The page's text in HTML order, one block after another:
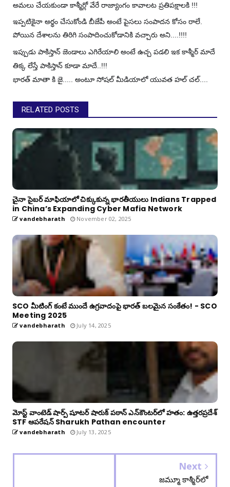
అమలు చేయకుండా కాశ్మీర్లో వేరే రాజ్యాంగం కావాలట ప్రతిపక్షాలకి !!!
ఇప్పటికైనా అర్థం చేసుకోండి బీజేపీ అంటే పైసలు సంపాదన కోసం రాలే.
పోయిన దేశాలను తిరిగి సంపాదించుకోడానికి వచ్చారు అని....!!!!
ఇప్పుడు పాకిస్తాన్ జెండాలు ఎగిరేయాలి అంటే ఉచ్చ పడలి ఇక కాశ్మీర్ మాదే
తిక్క లేస్తే పాకిస్తాన్ కూడా మాదే..!!!
భారత్ మాతా కి జై..... అంటూ సోషల్ మీడియాలో యువత హల్ చల్....
RELATED POSTS
చైనా సైబర్ మాఫియాలో చిక్కుకున్న భారతీయులు Indians Trapped
in China’s Expanding Cyber Mafia Network
vandebharath November 02, 2025
SCO మీటింగ్ కంటే ముందే ఉగ్రవాదంపై భారత్ బలమైన సంకేతం! - SCO
Meeting 2025
vandebharath July 14, 2025
మోస్ట్ వాంటెడ్ షార్ప్ షూటర్ షారుక్ పఠాన్ ఎన్‌కౌంటర్‌లో హతం: ఉత్తరప్రదేశ్
STF ఆపరేషన్ Sharukh Pathan encounter
vandebharath July 13, 2025
Next
జమ్మూ కాశ్మీర్‌లో